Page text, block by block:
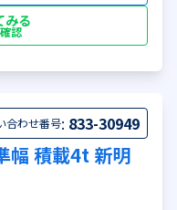
みる
認
合わせ番号: 833-30949
幅 積載4t 新明